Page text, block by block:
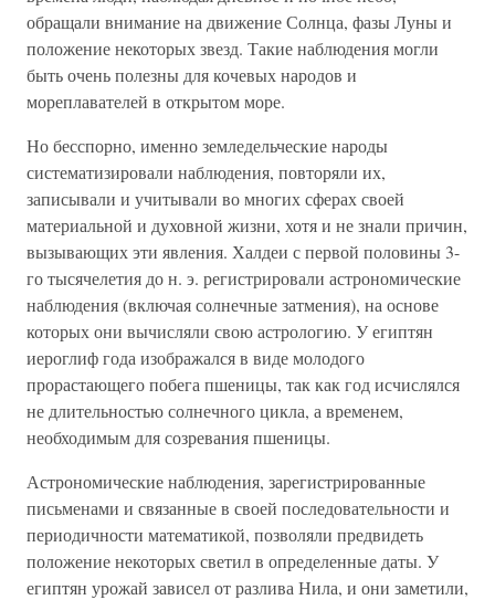
обращали внимание на движение Солнца, фазы Луны и
положение некоторых звезд. Такие наблюдения могли
быть очень полезны для кочевых народов и
мореплавателей в открытом море.
Но бесспорно, именно земледельческие народы
систематизировали наблюдения, повторяли их,
записывали и учитывали во многих сферах своей
материальной и духовной жизни, хотя и не знали причин,
вызывающих эти явления. Халдеи с первой половины 3-
го тысячелетия до н. э. регистрировали астрономические
наблюдения (включая солнечные затмения), на основе
которых они вычисляли свою астрологию. У египтян
иероглиф года изображался в виде молодого
прорастающего побега пшеницы, так как год исчислялся
не длительностью солнечного цикла, а временем,
необходимым для созревания пшеницы.
Астрономические наблюдения, зарегистрированные
письменами и связанные в своей последовательности и
периодичности математикой, позволяли предвидеть
положение некоторых светил в определенные даты. У
египтян урожай зависел от разлива Нила, и они заметили,